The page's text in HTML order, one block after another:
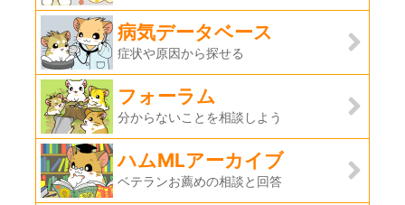
病気データベース
症状や原因から探せる
フォーラム
分からないことを相談しよう
ハムMLアーカイブ
ベテランお薦めの相談と回答